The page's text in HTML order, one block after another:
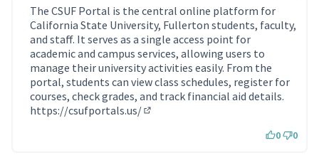
The CSUF Portal is the central online platform for
California State University, Fullerton students, faculty,
and staff. It serves as a single access point for
academic and campus services, allowing users to
manage their university activities easily. From the
portal, students can view class schedules, register for
courses, check grades, and track financial aid details.
https://csufportals.us/
0 0